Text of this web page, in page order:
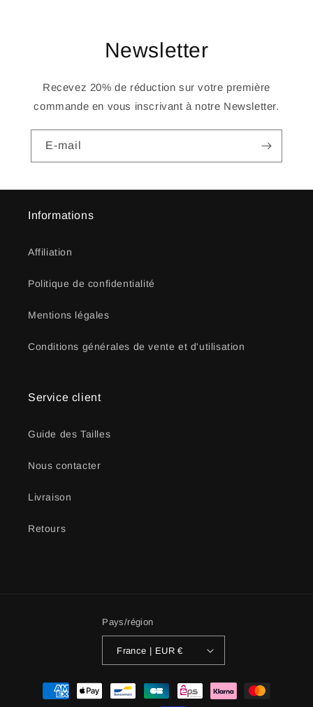
Newsletter
Recevez 20% de réduction sur votre première
commande en vous inscrivant à notre Newsletter.
E-mail
Informations
Affiliation
Politique de confidentialité
Mentions légales
Conditions générales de vente et d'utilisation
Service client
Guide des Tailles
Nous contacter
Livraison
Retours
Pays/région
France | EUR €
Moyens